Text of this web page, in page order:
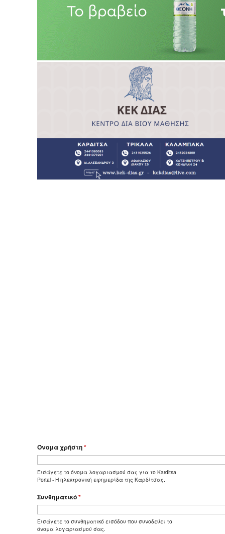
Όνομα χρήστη*
Εισάγετε το όνομα λογαριασμού σας για το Karditsa
Portal - Η ηλεκτρονική εφημερίδα της Καρδίτσας.
Συνθηματικό*
Εισάγετε το συνθηματικό εισόδου που συνοδεύει το
όνομα λογαριασμού σας.